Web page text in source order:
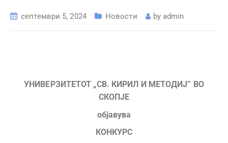
септември 5, 2024 Новости by admin
УНИВЕРЗИТЕТОТ „СВ. КИРИЛ И МЕТОДИЈ” ВО
СКОПЈЕ
објавува
КОНКУРС